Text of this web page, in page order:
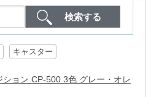
キャスター
ション CP-500 3色 グレー・オレ